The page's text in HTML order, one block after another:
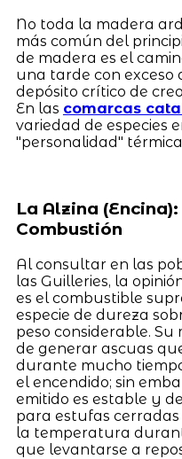
No toda la madera
más común del
de madera es el
una tarde con exceso
depósito crítico de
En las comarcas
variedad de especies
"personalidad"
La Alzina
Combustión
Al consultar en las
las Guilleries, la
es el combustible
especie de dureza
peso considerable.
de generar ascuas
durante mucho
el encendido; sin
emitido es estable y
para estufas
la temperatura
que levantarse a